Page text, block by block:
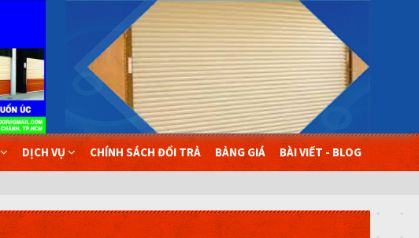
DỊCH VỤ CHÍNH SÁCH ĐỔI TRẢ BẢNG GIÁ BÀI VIẾT - BLOG